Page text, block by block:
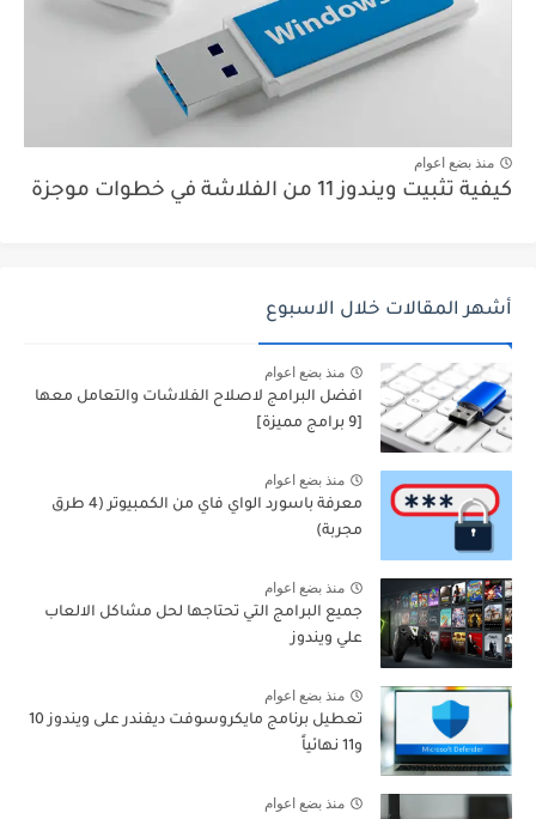
منذ بضع اعوام
كيفية تثبيت ويندوز 11 من الفلاشة في خطوات موجزة
أشهر المقالات خلال الاسبوع
منذ بضع اعوام
افضل البرامج لاصلاح الفلاشات والتعامل معها
[9 برامج مميزة]
منذ بضع اعوام
معرفة باسورد الواي فاي من الكمبيوتر (4 طرق
مجربة)
منذ بضع اعوام
جميع البرامج التي تحتاجها لحل مشاكل الالعاب
علي ويندوز
منذ بضع اعوام
تعطيل برنامج مايكروسوفت ديفندر على ويندوز 10
و11 نهائياً
منذ بضع اعوام